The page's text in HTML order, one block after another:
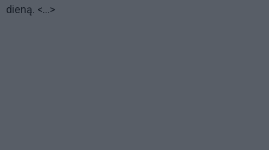
dieną. <...>